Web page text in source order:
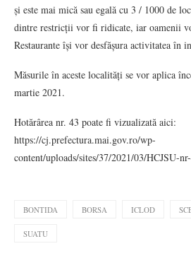
și este mai mică sau egală cu 3 / 1000 de
dintre restricții vor fi ridicate, iar oamenii
Restaurante își vor desfășura activitatea în
Măsurile în aceste localități se vor aplica
martie 2021.
Hotărârea nr. 43 poate fi vizualizată aici:
https://cj.prefectura.mai.gov.ro/wp-
content/uploads/sites/37/2021/03/HCJSU-
BONTIDA BORSA ICLOD
SUATU